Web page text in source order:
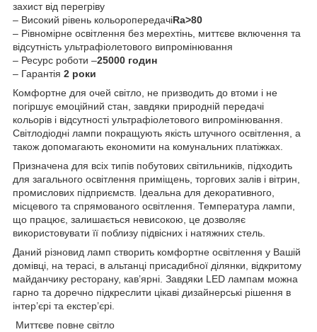
захист від перегріву
– Високий рівень кольоропередачіRa>80
– Рівномірне освітлення без мерехтінь, миттєве включення та
відсутність ультрафіолетового випромінювання
– Ресурс роботи –25000 годин
– Гарантія 2 роки
Комфортне для очей світло, не призводить до втоми і не
погіршує емоційний стан, завдяки природній передачі
кольорів і відсутності ультрафіолетового випромінювання.
Світлодіодні лампи покращують якість штучного освітлення, а
також допомагають економити на комунальних платіжках.
Призначена для всіх типів побутових світильників, підходить
для загального освітлення приміщень, торгових залів і вітрин,
промислових підприємств. Ідеальна для декоративного,
місцевого та спрямованого освітлення. Температура лампи,
що працює, залишається невисокою, це дозволяє
використовувати її поблизу підвісних і натяжних стель.
Даний різновид ламп створить комфортне освітлення у Вашій
домівці, на терасі, в альтанці присадибної ділянки, відкритому
майданчику ресторану, кав’ярні. Завдяки LED лампам можна
гарно та доречно підкреслити цікаві дизайнерські рішення в
інтер’єрі та екстер’єрі.
Миттєве повне світло